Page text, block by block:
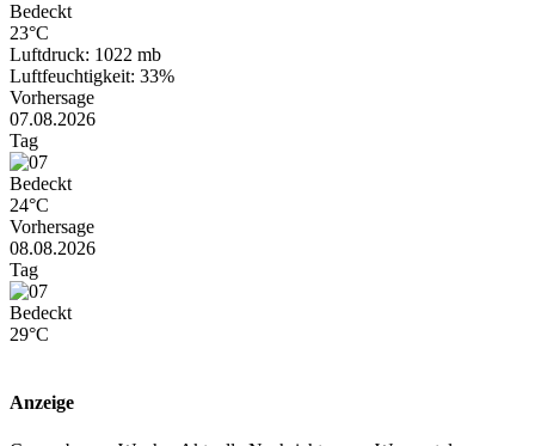
Bedeckt
23°C
Luftdruck: 1022 mb
Luftfeuchtigkeit: 33%
Vorhersage
07.08.2026
Tag
Bedeckt
24°C
Vorhersage
08.08.2026
Tag
Bedeckt
29°C
Anzeige